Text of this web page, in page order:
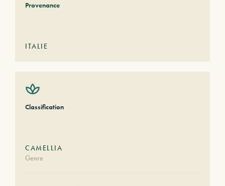
Provenance
ITALIE
Classification
CAMELLIA
Genre